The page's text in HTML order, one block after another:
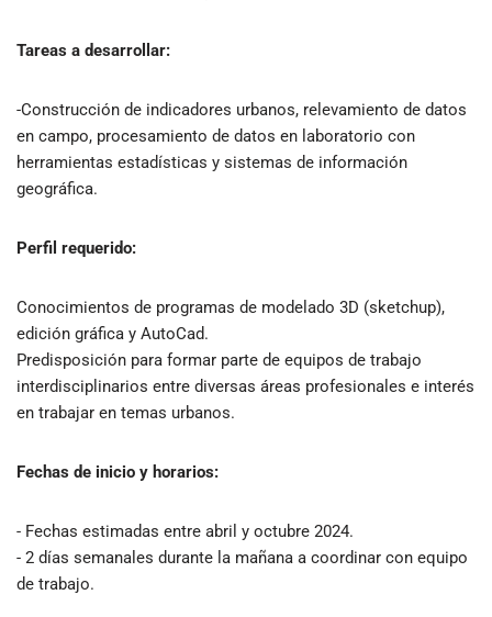
Tareas a desarrollar:
-Construcción de indicadores urbanos, relevamiento de datos
en campo, procesamiento de datos en laboratorio con
herramientas estadísticas y sistemas de información
geográfica.
Perfil requerido:
Conocimientos de programas de modelado 3D (sketchup),
edición gráfica y AutoCad.
Predisposición para formar parte de equipos de trabajo
interdisciplinarios entre diversas áreas profesionales e interés
en trabajar en temas urbanos.
Fechas de inicio y horarios:
- Fechas estimadas entre abril y octubre 2024.
- 2 días semanales durante la mañana a coordinar con equipo
de trabajo.